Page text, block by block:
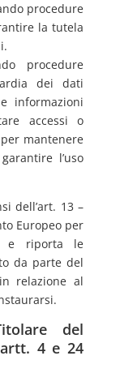
procedure
la tutela
procedure
dei dati
informazioni
accessi o
mantenere
l’uso
dell’art. 13 –
Europeo per
e riporta le
da parte del
relazione al
del
4 e 24